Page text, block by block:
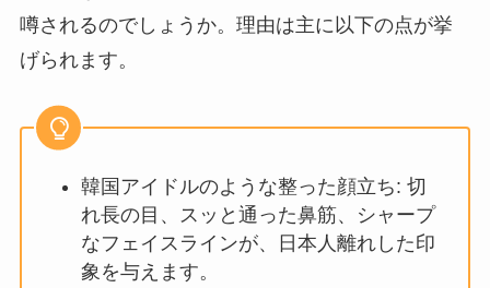
噂されるのでしょうか。理由は主に以下の点が挙
げられます。
韓国アイドルのような整った顔立ち: 切
れ長の目、スッと通った鼻筋、シャープ
なフェイスラインが、日本人離れした印
象を与えます。